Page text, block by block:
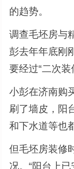
的趋势。
调查毛坯房与
彭去年年底刚
要经过“二次装
小彭在济南购
刷了墙皮，阳
和下水道等也
但毛坯房装修
况。“阳台上